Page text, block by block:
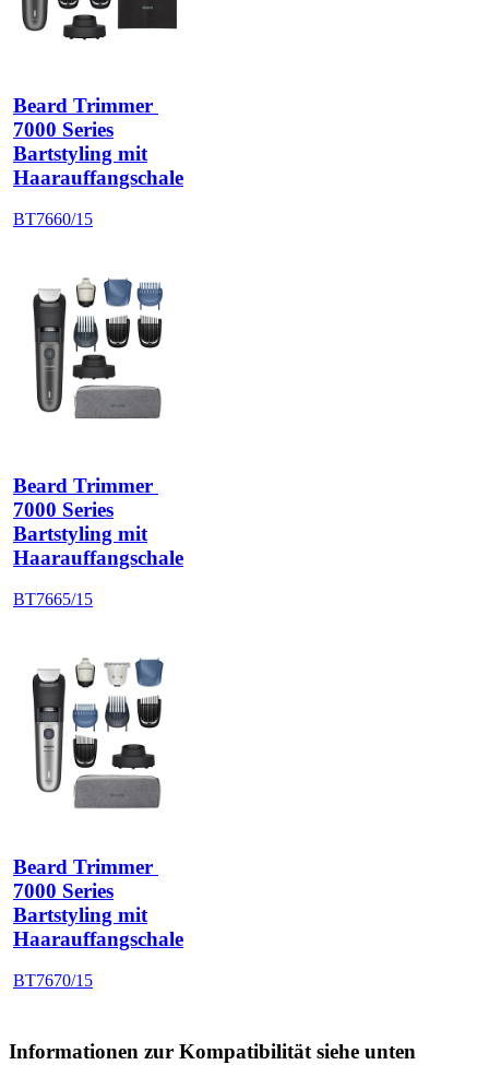
Beard Trimmer
7000 Series
Bartstyling mit
Haarauffangschale
BT7660/15
Beard Trimmer
7000 Series
Bartstyling mit
Haarauffangschale
BT7665/15
Beard Trimmer
7000 Series
Bartstyling mit
Haarauffangschale
BT7670/15
Informationen zur Kompatibilität siehe unten